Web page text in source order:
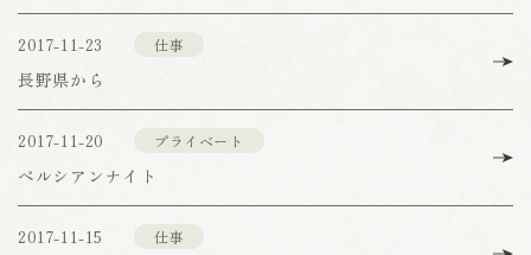
2017-11-23 仕事
長野県から
2017-11-20 プライベート
ペルシアンナイト
2017-11-15 仕事